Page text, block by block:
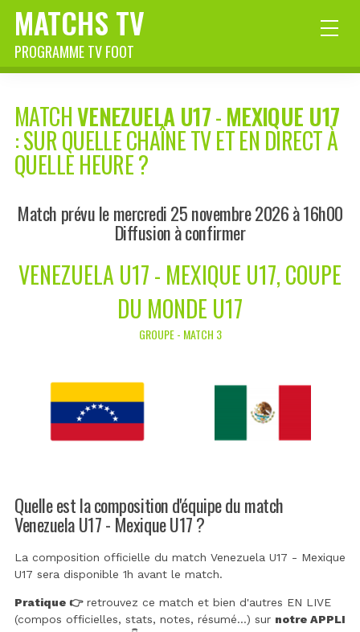
MATCHS TV
PROGRAMME TV FOOT
MATCHVENEZUELA U17-MEXIQUE U17
: SUR QUELLE CHAÎNE TV ET EN DIRECT À
QUELLE HEURE ?
Match prévu le mercredi 25 novembre 2026 à 16h00
Diffusion à confirmer
VENEZUELA U17 - MEXIQUE U17, COUPE
DU MONDE U17
GROUPE - MATCH 3
Quelle est la composition d'équipe du match
Venezuela U17 - Mexique U17 ?
La composition officielle du match Venezuela U17 - Mexique
U17 sera disponible 1h avant le match.
Pratique 👉retrouvez ce match et bien d'autres EN LIVE
(compos officielles, stats, notes, résumé...) sur notre APPLI